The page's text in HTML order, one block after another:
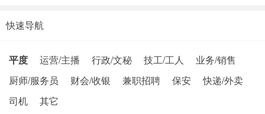
快速导航
平度 运营/主播 行政/文秘 技工/工人
业务/销售
厨师/服务员
财会/收银 兼职招聘 保安
快递/外卖
司机
其它